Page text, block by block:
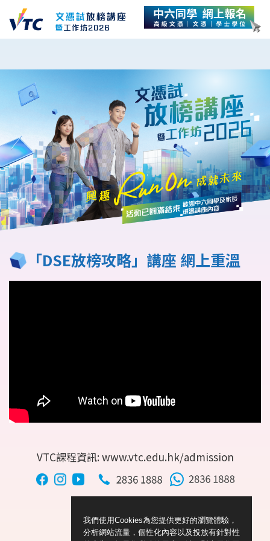
「DSE放榜攻略」講座 網上重溫
VTC課程資訊: www.vtc.edu.hk/admission
我們使用Cookies為您提供更好的瀏覽體驗，
分析網站流量，個性化內容以及投放有針對性